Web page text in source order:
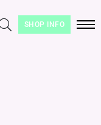
SHOP INFO